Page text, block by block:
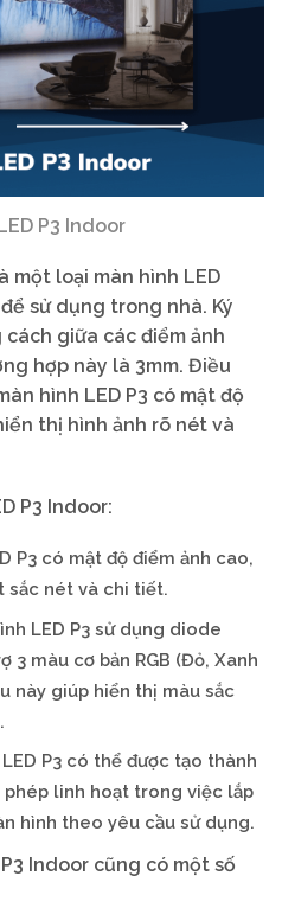
P3 Indoor
một loại màn hình LED
sử dụng trong nhà. Ký
cách giữa các điểm ảnh
hợp này là 3mm. Điều
hình LED P3 có mật độ
thị hình ảnh rõ nét và
P3 Indoor:
P3 có mật độ điểm ảnh cao,
sắc nét và chi tiết.
LED P3 sử dụng diode
3 màu cơ bản RGB (Đỏ, Xanh
này giúp hiển thị màu sắc
P3 có thể được tạo thành
linh hoạt trong việc lắp
hình theo yêu cầu sử dụng.
Indoor cũng có một số